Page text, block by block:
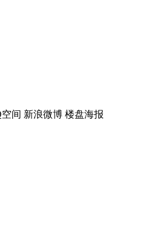
间 新浪微博 楼盘海报